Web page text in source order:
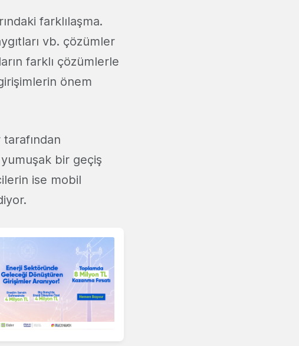
farklılaşma.
vb. çözümler
farklı çözümlerle
önem
bir geçiş
ise mobil